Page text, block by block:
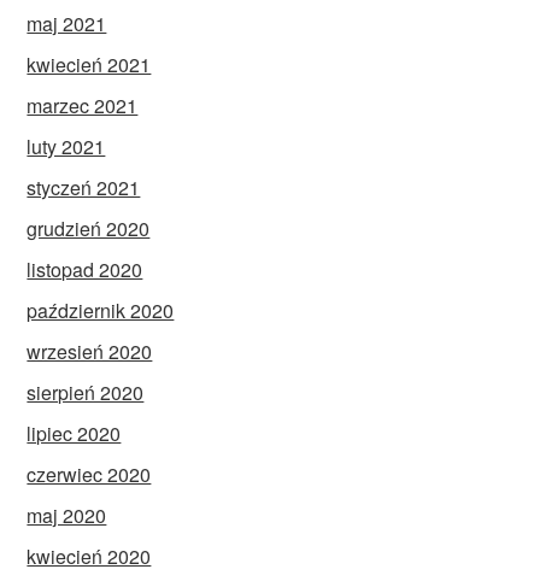
maj 2021
kwiecień 2021
marzec 2021
luty 2021
styczeń 2021
grudzień 2020
listopad 2020
październik 2020
wrzesień 2020
sierpień 2020
lipiec 2020
czerwiec 2020
maj 2020
kwiecień 2020